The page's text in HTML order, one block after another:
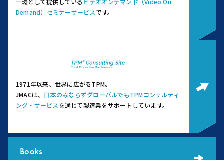
一環として提供している ビデオオンデマンド（Video On
Demand）セミナーサービスです。
1971年以来、世界に広がるTPM。
JMACは、 日本のみならずグローバルでもTPMコンサルティ
ング・サービス を通じて製造業をサポートしています。
Books